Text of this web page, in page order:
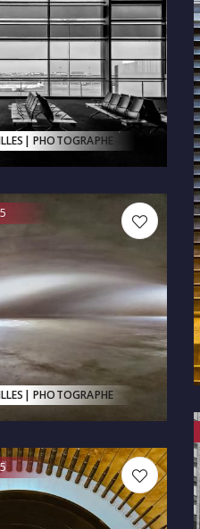
| PHOTOGRAPHE
| PHOTOGRAPHE